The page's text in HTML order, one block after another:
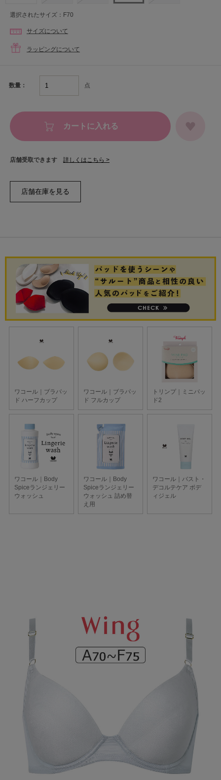
選択されたサイズ：F70
サイズについて
ラッピングについて
数量： 点
カートに入れる
店舗受取できます 詳しくはこちら >